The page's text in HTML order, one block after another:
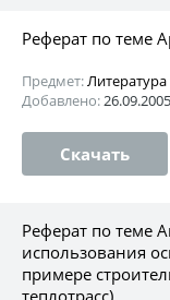
Реферат по теме
Предмет:Литература
Добавлено:26.09.2005
Скачать
Реферат по теме
использования
примере
теплотрасс)